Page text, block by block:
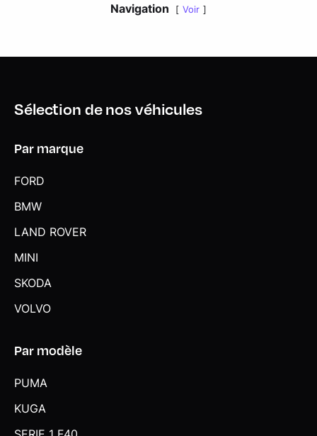
Navigation Voir
Sélection de nos véhicules
Par marque
FORD
BMW
LAND ROVER
MINI
SKODA
VOLVO
Par modèle
PUMA
KUGA